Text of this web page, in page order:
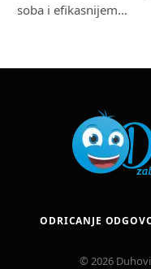
soba i efikasnijem…
ODRICANJE
© 2026